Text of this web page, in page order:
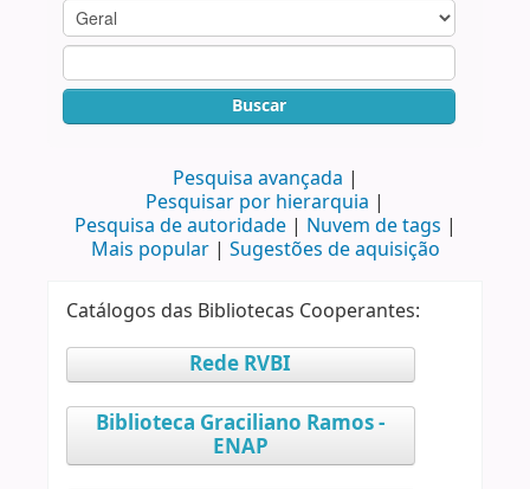
Buscar
Pesquisa avançada
Pesquisar por hierarquia
Pesquisa de autoridade
Nuvem de tags
Mais popular
Sugestões de aquisição
Catálogos das Bibliotecas Cooperantes:
Rede RVBI
Biblioteca Graciliano Ramos -
ENAP